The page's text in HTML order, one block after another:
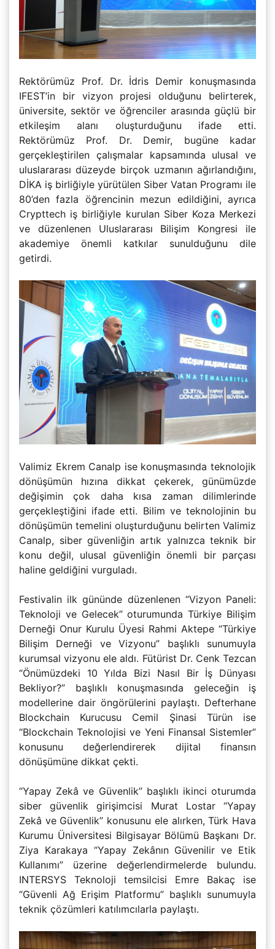
Rektörümüz Prof. Dr. İdris Demir konuşmasında
IFEST’in bir vizyon projesi olduğunu belirterek,
üniversite, sektör ve öğrenciler arasında güçlü bir
etkileşim alanı oluşturduğunu ifade etti.
Rektörümüz Prof. Dr. Demir, bugüne kadar
gerçekleştirilen çalışmalar kapsamında ulusal ve
uluslararası düzeyde birçok uzmanın ağırlandığını,
DİKA iş birliğiyle yürütülen Siber Vatan Programı ile
80’den fazla öğrencinin mezun edildiğini, ayrıca
Crypttech iş birliğiyle kurulan Siber Koza Merkezi
ve düzenlenen Uluslararası Bilişim Kongresi ile
akademiye önemli katkılar sunulduğunu dile
getirdi.
Valimiz Ekrem Canalp ise konuşmasında teknolojik
dönüşümün hızına dikkat çekerek, günümüzde
değişimin çok daha kısa zaman dilimlerinde
gerçekleştiğini ifade etti. Bilim ve teknolojinin bu
dönüşümün temelini oluşturduğunu belirten Valimiz
Canalp, siber güvenliğin artık yalnızca teknik bir
konu değil, ulusal güvenliğin önemli bir parçası
haline geldiğini vurguladı.
Festivalin ilk gününde düzenlenen “Vizyon Paneli:
Teknoloji ve Gelecek” oturumunda Türkiye Bilişim
Derneği Onur Kurulu Üyesi Rahmi Aktepe “Türkiye
Bilişim Derneği ve Vizyonu” başlıklı sunumuyla
kurumsal vizyonu ele aldı. Fütürist Dr. Cenk Tezcan
“Önümüzdeki 10 Yılda Bizi Nasıl Bir İş Dünyası
Bekliyor?” başlıklı konuşmasında geleceğin iş
modellerine dair öngörülerini paylaştı. Defterhane
Blockchain Kurucusu Cemil Şinasi Türün ise
“Blockchain Teknolojisi ve Yeni Finansal Sistemler”
konusunu değerlendirerek dijital finansın
dönüşümüne dikkat çekti.
“Yapay Zekâ ve Güvenlik” başlıklı ikinci oturumda
siber güvenlik girişimcisi Murat Lostar “Yapay
Zekâ ve Güvenlik” konusunu ele alırken, Türk Hava
Kurumu Üniversitesi Bilgisayar Bölümü Başkanı Dr.
Ziya Karakaya “Yapay Zekânın Güvenilir ve Etik
Kullanımı” üzerine değerlendirmelerde bulundu.
INTERSYS Teknoloji temsilcisi Emre Bakaç ise
“Güvenli Ağ Erişim Platformu” başlıklı sunumuyla
teknik çözümleri katılımcılarla paylaştı.